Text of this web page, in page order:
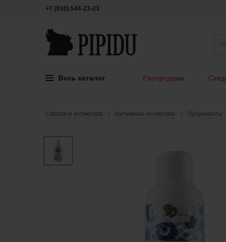
+7 (910) 544-23-23
Весь каталог Распродажа
Смазки и косметика Интимная косметика Лубриканты